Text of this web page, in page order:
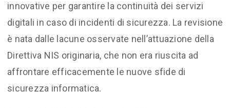
innovative per garantire la continuità dei servizi
digitali in caso di incidenti di sicurezza. La revisione
è nata dalle lacune osservate nell’attuazione della
Direttiva NIS originaria, che non era riuscita ad
affrontare efficacemente le nuove sfide di
sicurezza informatica.